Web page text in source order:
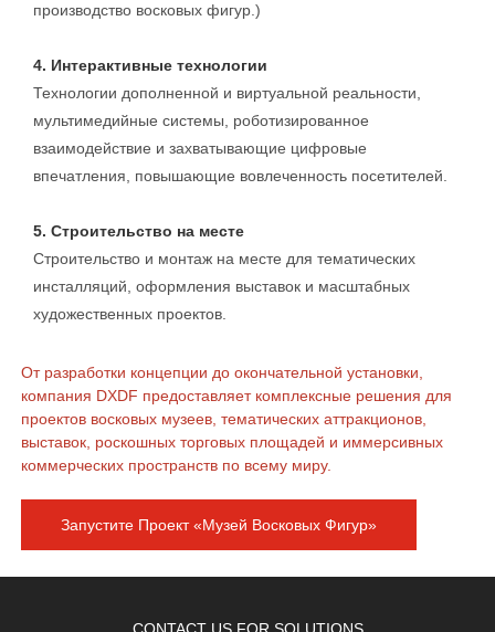
производство восковых фигур.)
4. Интерактивные технологии
Технологии дополненной и виртуальной реальности,
мультимедийные системы, роботизированное
взаимодействие и захватывающие цифровые
впечатления, повышающие вовлеченность посетителей.
5. Строительство на месте
Строительство и монтаж на месте для тематических
инсталляций, оформления выставок и масштабных
художественных проектов.
От разработки концепции до окончательной установки,
компания DXDF предоставляет комплексные решения для
проектов восковых музеев, тематических аттракционов,
выставок, роскошных торговых площадей и иммерсивных
коммерческих пространств по всему миру.
Запустите Проект «Музей Восковых Фигур»